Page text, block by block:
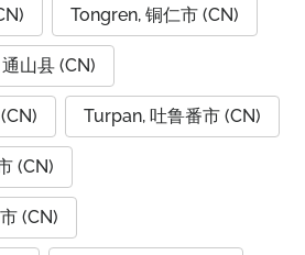
Tongren, 铜仁市 (CN)
山县 (CN)
Turpan, 吐鲁番市 (CN)
(CN)
(CN)